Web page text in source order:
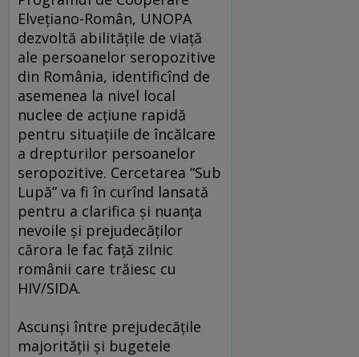
Elvețiano-Român, UNOPA
dezvoltă abilitățile de viață
ale persoanelor seropozitive
din România, identificînd de
asemenea la nivel local
nuclee de acțiune rapidă
pentru situațiile de încălcare
a drepturilor persoanelor
seropozitive. Cercetarea “Sub
Lupă” va fi în curînd lansată
pentru a clarifica şi nuanța
nevoile şi prejudecăților
cărora le fac față zilnic
românii care trăiesc cu
HIV/SIDA.
Ascunşi între prejudecățile
majorității şi bugetele